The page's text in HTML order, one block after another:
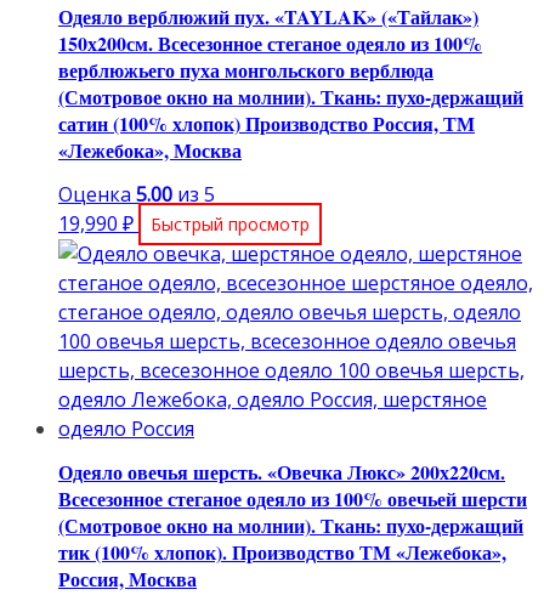
Одеяло верблюжий пух. «TAYLAK» («Тайлак»)
150х200см. Всесезонное стеганое одеяло из 100%
верблюжьего пуха монгольского верблюда
(Смотровое окно на молнии). Ткань: пухо-держащий
сатин (100% хлопок) Производство Россия, ТМ
«Лежебока», Москва
Оценка 5.00 из 5
19,990 ₽ Быстрый просмотр
Одеяло овечья шерсть. «Овечка Люкс» 200х220см.
Всесезонное стеганое одеяло из 100% овечьей шерсти
(Смотровое окно на молнии). Ткань: пухо-держащий
тик (100% хлопок). Производство ТМ «Лежебока»,
Россия, Москва